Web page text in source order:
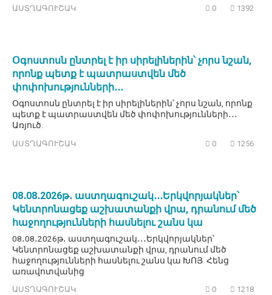
ԱՍՏՂԱԳՈՒՇԱԿ 0 1392
Օգոստոսն ընտրել է իր սիրելիներին՝ չորս նշան,
որոնք պետք է պատրաստվեն մեծ
փոփոխությունների․․․
Օգոստոսն ընտրել է իր սիրելիներին՝ չորս նշան, որոնք
պետք է պատրաստվեն մեծ փոփոխությունների․․․
Առյուծ.
ԱՍՏՂԱԳՈՒՇԱԿ 0 1256
08․08․2026թ․ աստղագուշակ․․․Երկվորյակներ՝
Կենտրոնացեք աշխատանքի վրա, դրանում մեծ
հաջողությունների հասնելու շանս կա
08․08․2026թ․ աստղագուշակ․․․Երկվորյակներ՝
Կենտրոնացեք աշխատանքի վրա, դրանում մեծ
հաջողությունների հասնելու շանս կա ԽՈՅ Հենց
առավոտվանից
ԱՍՏՂԱԳՈՒՇԱԿ 0 1218